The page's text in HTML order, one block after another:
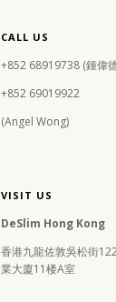
CALL US
+852 68919738 (鍾偉
+852 69019922
(Angel Wong)
VISIT US
DeSlim Hong Kong
香港九龍佐敦吳松街
業大廈11楼A室